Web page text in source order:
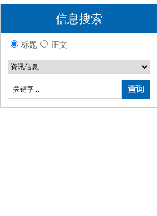
信息搜索
标题 正文